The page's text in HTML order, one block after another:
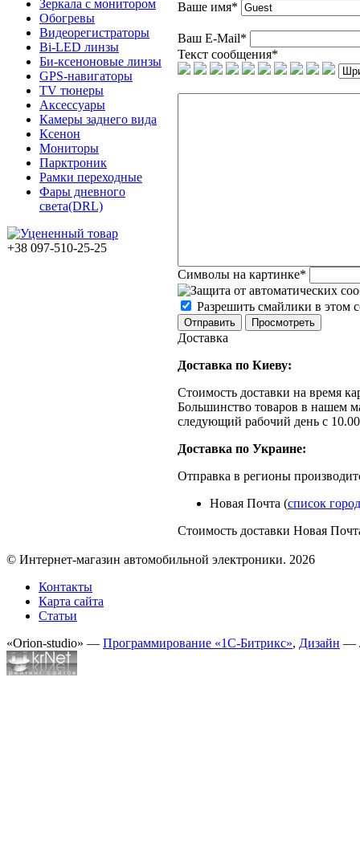
Зеркала с монитором
Обогревы
Видеорегистраторы
Bi-LED линзы
Би-ксеноновые линзы
GPS-навигаторы
TV тюнеры
Аксессуары
Камеры заднего вида
Ксенон
Мониторы
Парктроник
Рамки переходные
Фары дневного
света(DRL)
+38 097-510-25-25
Ваше имя*
Ваш E-Mail*
Текст сообщения*
Символы на картинке*
Разрешить смайлики в этом
Доставка
Доставка по Киеву:
Стоимость доставки на время
Большинство товаров в нашем
следующий рабочий день с
Доставка по Украине:
Отправка в регионы
Новая Почта (список
Стоимость доставки Новая
© Интернет-магазин автомобильной электроники. 2026
Контакты
Карта сайта
Статьи
«Orion-studio» — Программирование «1С-Битрикс», Дизайн —